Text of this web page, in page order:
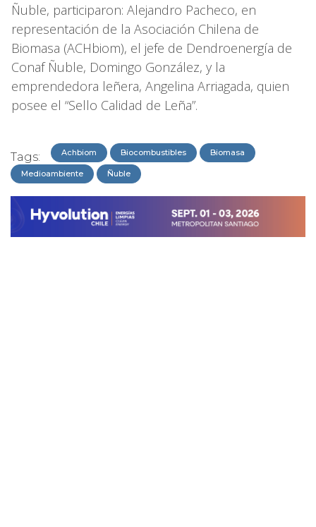
Ñuble, participaron: Alejandro Pacheco, en
representación de la Asociación Chilena de
Biomasa (ACHbiom), el jefe de Dendroenergía de
Conaf Ñuble, Domingo González, y la
emprendedora leñera, Angelina Arriagada, quien
posee el “Sello Calidad de Leña”.
Tags: Achbiom Biocombustibles Biomasa
Medioambiente Ñuble